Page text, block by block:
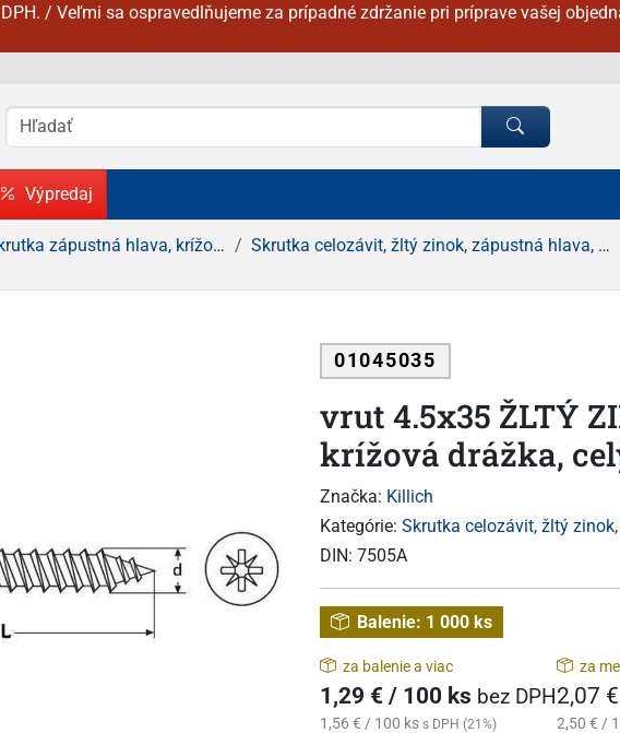
/ Veľmi sa ospravedlňujeme za prípadné zdržanie pri príprave vašej
Výpredaj
zápustná hlava, krížová drážka Skrutka celozávit, žltý zinok, zápustná hlava, krížová drážka
01045035
vrut 4.5x35 ŽLTÝ
krížová drážka,
Značka: Killich
Kategórie: Skrutka celozávit, žltý
DIN: 7505A
Balenie: 1 000 ks
za balenie a viac
1,29 € / 100 ks bez DPH
1,56 € / 100 ks s DPH (21%)
za
2,07
2,50 € /